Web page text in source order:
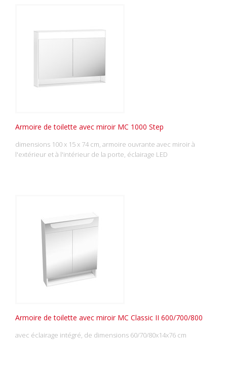
Armoire de toilette avec miroir MC 1000 Step
dimensions 100 x 15 x 74 cm, armoire ouvrante avec miroir à
l'extérieur et à l'intérieur de la porte, éclairage LED
Armoire de toilette avec miroir MC Classic II 600/700/800
avec éclairage intégré, de dimensions 60/70/80x14x76 cm